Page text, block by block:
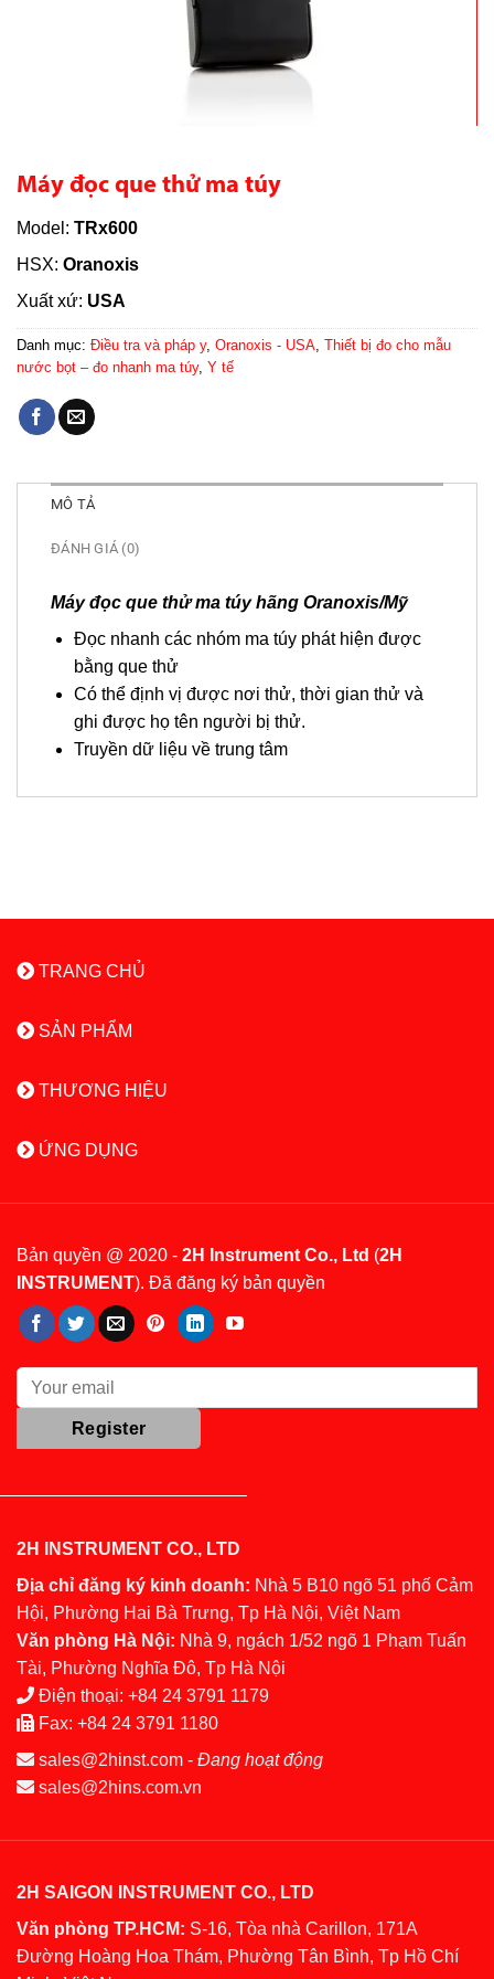
Máy đọc que thử ma túy
Model: TRx600
HSX: Oranoxis
Xuất xứ: USA
Danh mục: Điều tra và pháp y, Oranoxis - USA, Thiết bị đo cho mẫu
nước bọt – đo nhanh ma túy, Y tế
MÔ TẢ
ĐÁNH GIÁ (0)
Máy đọc que thử ma túy hãng Oranoxis/Mỹ
Đọc nhanh các nhóm ma túy phát hiện được
bằng que thử
Có thể định vị được nơi thử, thời gian thử và
ghi được họ tên người bị thử.
Truyền dữ liệu về trung tâm
TRANG CHỦ
SẢN PHẨM
THƯƠNG HIỆU
ỨNG DỤNG
Bản quyền @ 2020 - 2H Instrument Co., Ltd (2H
INSTRUMENT). Đã đăng ký bản quyền
2H INSTRUMENT CO., LTD
Địa chỉ đăng ký kinh doanh: Nhà 5 B10 ngõ 51 phố Cảm
Hội, Phường Hai Bà Trưng, Tp Hà Nội, Việt Nam
Văn phòng Hà Nội: Nhà 9, ngách 1/52 ngõ 1 Phạm Tuấn
Tài, Phường Nghĩa Đô, Tp Hà Nội
Điện thoại: +84 24 3791 1179
Fax: +84 24 3791 1180
sales@2hinst.com - Đang hoạt động
sales@2hins.com.vn
2H SAIGON INSTRUMENT CO., LTD
Văn phòng TP.HCM: S-16, Tòa nhà Carillon, 171A
Đường Hoàng Hoa Thám, Phường Tân Bình, Tp Hồ Chí